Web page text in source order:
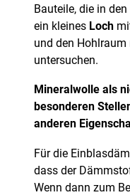
Bauteile, die in den
ein kleines Loch
und den
untersuchen.
Mineralwolle als
besonderen
anderen
Für die
dass der
Wenn dann zum